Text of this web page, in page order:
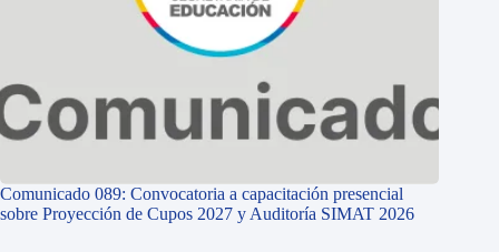
Comunicado 089: Convocatoria a capacitación presencial
sobre Proyección de Cupos 2027 y Auditoría SIMAT 2026